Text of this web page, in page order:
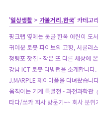
'일상생활 > 가볼거리.한국' 카테고
핑크랩 옆에는 못골 한옥 어린이 도
귀여운 로봇 파이보의 고향, 서큘러
청령포 찻집 - 작은 또 다른 세상에
강남 ICT 로봇 리빙랩을 소개합니다.
J.MARPLE 제이마플을 다녀왔습니
움직이는 기계 특별전 - 과천과학관
타다/쏘카 회사 방문기~~ 회사 분